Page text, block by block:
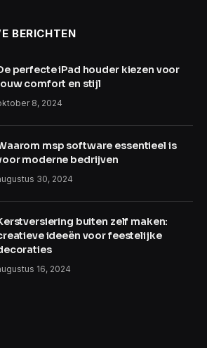
BERICHTEN
perfecte iPad houder kiezen voor
comfort en stijl
8, 2024
msp software essentieel is
moderne bedrijven
30, 2024
buiten zelf maken:
ideeën voor feestelijke
16, 2024